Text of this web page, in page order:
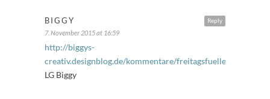
Reply
BIGGY
7. November 2015 at 16:59
http://biggys-
creativ.designblog.de/kommentare/freitagsfueller
LG Biggy